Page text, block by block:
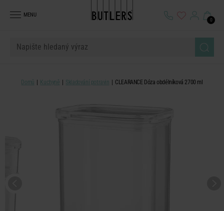
MENU
0
Domů Kuchyně Skladování potravin CLEARANCE Dóza obdélníková 2700 ml